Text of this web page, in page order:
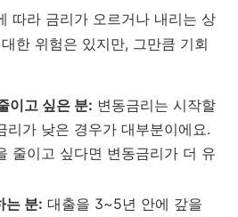
따라 금리가 오르거나 내리는 상
한 위험은 있지만, 그만큼 기회
이고 싶은 분: 변동금리는 시작할
리가 낮은 경우가 대부분이에요.
줄이고 싶다면 변동금리가 더 유
는 분: 대출을 3~5년 안에 갚을